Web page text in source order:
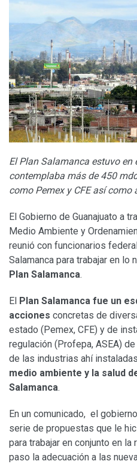
El Plan Salamanca estuvo en
contemplaba más de 450
como Pemex y CFE así
El Gobierno de Guanajuato a
Medio Ambiente y
reunió con funcionarios
Salamanca para trabajar en lo
Plan Salamanca.
El Plan Salamanca fue un
acciones concretas de
estado (Pemex, CFE) y de
regulación (Profepa, ASEA)
de las industrias ahí
medio ambiente y la salud
Salamanca.
En un comunicado, el
serie de propuestas que le
para trabajar en conjunto en
paso la adecuación a las